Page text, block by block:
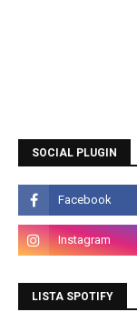
SOCIAL PLUGIN
LISTA SPOTIFY